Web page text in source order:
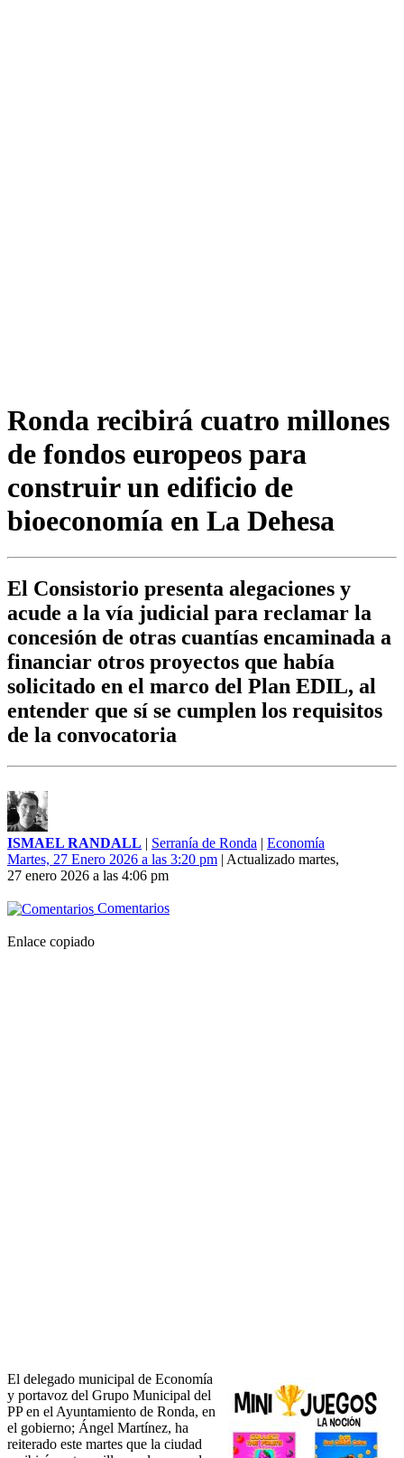
Ronda recibirá cuatro millones
de fondos europeos para
construir un edificio de
bioeconomía en La Dehesa
El Consistorio presenta alegaciones y
acude a la vía judicial para reclamar la
concesión de otras cuantías encaminada a
financiar otros proyectos que había
solicitado en el marco del Plan EDIL, al
entender que sí se cumplen los requisitos
de la convocatoria
ISMAEL RANDALL | Serranía de Ronda | Economía
Martes, 27 Enero 2026 a las 3:20 pm | Actualizado martes,
27 enero 2026 a las 4:06 pm
Comentarios
Enlace copiado
El delegado municipal de Economía
y portavoz del Grupo Municipal del
PP en el Ayuntamiento de Ronda, en
el gobierno; Ángel Martínez, ha
reiterado este martes que la ciudad